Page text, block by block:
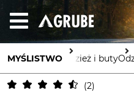
MYŚLISTWO Odzież i buty
2